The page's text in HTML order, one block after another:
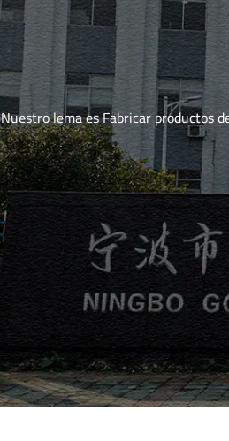
Nuestro lema es Fabricar productos